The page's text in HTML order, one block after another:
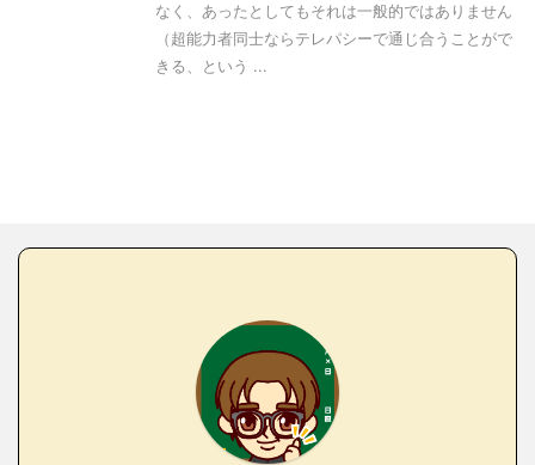
なく、あったとしてもそれは一般的ではありません
（超能力者同士ならテレパシーで通じ合うことがで
きる、という ...